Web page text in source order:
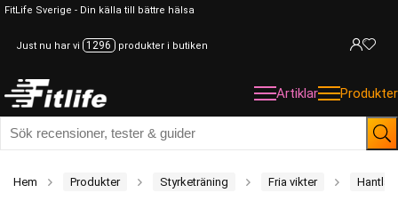
FitLife Sverige - Din källa till bättre hälsa
Just nu har vi 1296 produkter i butiken
Artiklar Produkter
Hem Produkter Styrketräning Fria vikter Hantlar